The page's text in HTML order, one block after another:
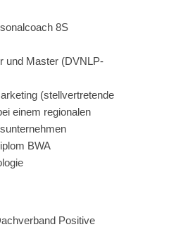
8S
und Master (DVNLP-
(stellvertretende
einem regionalen
BWA
Positive